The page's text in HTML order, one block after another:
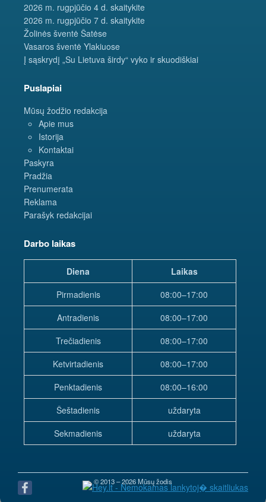
2026 m. rugpjūčio 4 d. skaitykite
2026 m. rugpjūčio 7 d. skaitykite
Žolinės šventė Šatėse
Vasaros šventė Ylakiuose
Į sąskrydį „Su Lietuva širdy“ vyko ir skuodiškiai
Puslapiai
Mūsų žodžio redakcija
Apie mus
Istorija
Kontaktai
Paskyra
Pradžia
Prenumerata
Reklama
Parašyk redakcijai
Darbo laikas
Diena
Laikas
Pirmadienis
08:00–17:00
Antradienis
08:00–17:00
Trečiadienis
08:00–17:00
Ketvirtadienis
08:00–17:00
Penktadienis
08:00–16:00
Šeštadienis
uždaryta
Sekmadienis
uždaryta
© 2013 – 2026 Mūsų žodis